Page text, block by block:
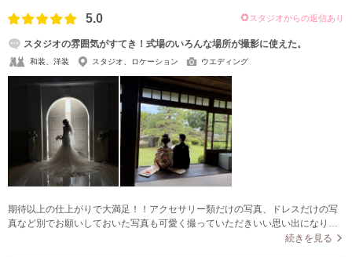
5.0 スタジオからの返信あり
スタジオの雰囲気がすてき！式場のいろんな場所が撮影に使えた。
和装、洋装 スタジオ、ロケーション ウエディング
期待以上の仕上がりで大満足！！アクセサリー類だけの写真、ドレスだけの写
真など別でお願いしておいた写真も可愛く撮っていただきいい思い出になりま
続きを見る